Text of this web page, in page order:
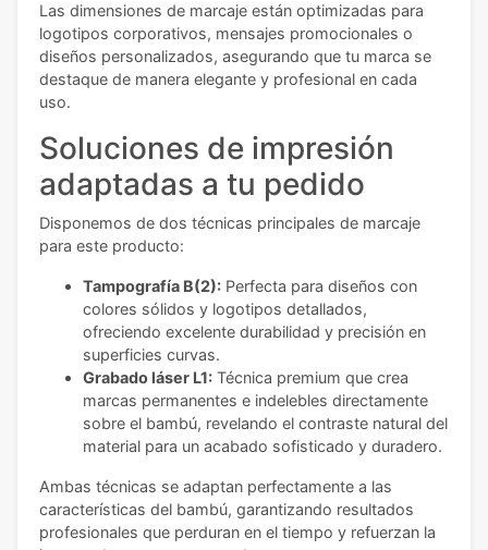
Las dimensiones de marcaje están optimizadas para
logotipos corporativos, mensajes promocionales o
diseños personalizados, asegurando que tu marca se
destaque de manera elegante y profesional en cada
uso.
Soluciones de impresión
adaptadas a tu pedido
Disponemos de dos técnicas principales de marcaje
para este producto:
Tampografía B(2): Perfecta para diseños con
colores sólidos y logotipos detallados,
ofreciendo excelente durabilidad y precisión en
superficies curvas.
Grabado láser L1: Técnica premium que crea
marcas permanentes e indelebles directamente
sobre el bambú, revelando el contraste natural del
material para un acabado sofisticado y duradero.
Ambas técnicas se adaptan perfectamente a las
características del bambú, garantizando resultados
profesionales que perduran en el tiempo y refuerzan la